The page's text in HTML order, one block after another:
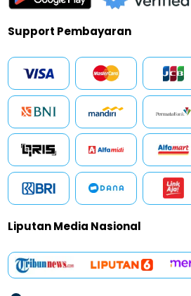
Support Pembayaran
Liputan Media Nasional